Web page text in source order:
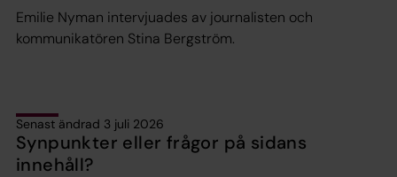
Emilie Nyman intervjuades av journalisten och
kommunikatören Stina Bergström.
Senast ändrad 3 juli 2026
Synpunkter eller frågor på sidans
innehåll?